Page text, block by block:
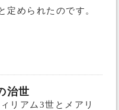
定められたのです。
治世
リアム3世とメアリ